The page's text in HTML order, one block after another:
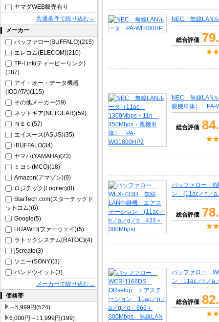
ヤマダWEB販売有り
共通条件で絞り込む→
メーカー
バッファロー(BUFFALO)(215)
エレコム(ELECOM)(210)
TP-Link(ティーピーリンク)
(187)
アイ・オー・データ機器
(IODATA)(115)
その他メーカー(59)
ネットギア(NETGEAR)(59)
ＮＥＣ(57)
エイスース(ASUS)(35)
iBUFFALO(34)
ヤマハ(YAMAHA)(23)
ミヨシ(MCO)(18)
Amazon(アマゾン)(9)
ロジテック(Logitec)(8)
StarTech.com(スターテックド
ットコム)(6)
Google(5)
HUAWEI(ファーウェイ)(5)
ラトックシステム(RATOC)(4)
j5create(3)
ソニー(SONY)(3)
パンドウイット(3)
メーカーで絞り込む→
価格帯
～5,999円(524)
6,000円～11,999円(199)
NEC 無線LAN
総合評価
NEC 無線LAN
親機単体） PA-
総合評価
バッファロー
ン (11ac／n／a
総合評価
バッファロー
ン 11ac／n／a
総合評価